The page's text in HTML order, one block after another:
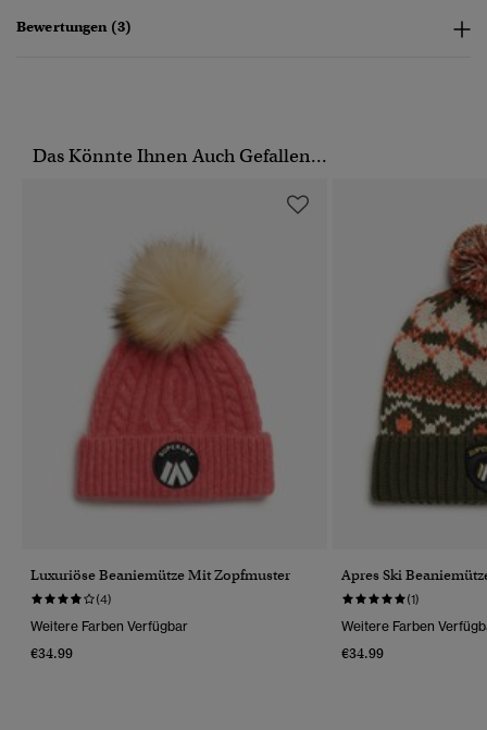
Bewertungen (3)
Das Könnte Ihnen Auch Gefallen...
Luxuriöse Beaniemütze Mit Zopfmuster
(4)
Weitere Farben Verfügbar
€34.99
Apres Ski
(1)
Weitere Farben
€34.99